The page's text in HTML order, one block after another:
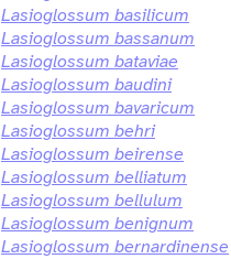
Lasioglossum basilicum
Lasioglossum bassanum
Lasioglossum bataviae
Lasioglossum baudini
Lasioglossum bavaricum
Lasioglossum behri
Lasioglossum beirense
Lasioglossum belliatum
Lasioglossum bellulum
Lasioglossum benignum
Lasioglossum bernardinense